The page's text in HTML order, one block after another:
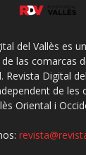
del Vallès es
las comarcas
Revista Digital
de les
Oriental i